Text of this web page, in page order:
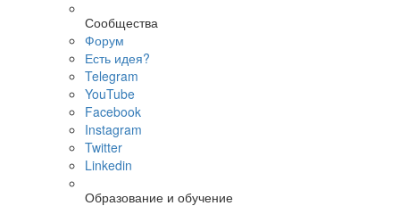
Сообщества
Форум
Есть идея?
Telegram
YouTube
Facebook
Instagram
Twitter
Linkedin
Образование и обучение